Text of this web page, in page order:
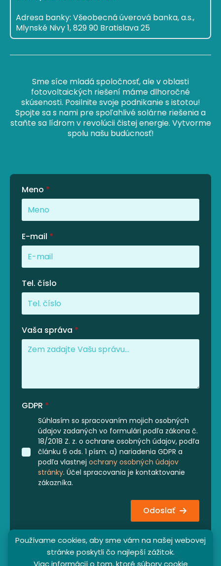
Používame cookies, aby sme vám na našej webovej
stránke poskytli čo najlepší zážitok.
Viac informácií o tom, ktoré súbory cookie
Adresa banky: Všeobecná úverová banka, a.s.,
Mlynské Nivy 1, 829 90 Bratislava 25
Sme síce mladá spoločnosť, ale v oblasti
fotovoltaických riešení máme dlhoročné
skúsenosti. Posilnite svoje podnikanie s istotou!
Spojte sa s nami pre spoľahlivé solárne riešenia a
staňte sa lídrom v revolúcii čistej energie. Vytvorme
spolu našu budúcnosť!
Meno *
E-mail *
Tel. číslo
Vaša správa *
GDPR *
Súhlasím so spracovaním mojich osobných
údajov zadaných vo formulári podľa zákona č.
18/2018 Z. z. o ochrane osobných údajov, podľa
článku 6 ods. 1 písm. a) nariadenia GDPR a
podľa vlastnej ochrany osobných údajov
stránky. Účel spracovania je kontaktovanie
zákazníka.
Odoslať